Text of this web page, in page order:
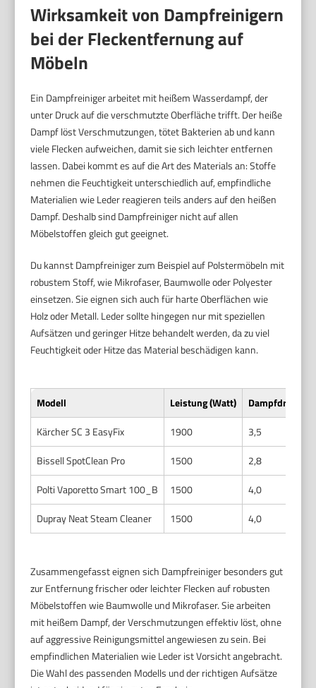
Wirksamkeit von Dampfreinigern
bei der Fleckentfernung auf
Möbeln
Ein Dampfreiniger arbeitet mit heißem Wasserdampf, der
unter Druck auf die verschmutzte Oberfläche trifft. Der heiße
Dampf löst Verschmutzungen, tötet Bakterien ab und kann
viele Flecken aufweichen, damit sie sich leichter entfernen
lassen. Dabei kommt es auf die Art des Materials an: Stoffe
nehmen die Feuchtigkeit unterschiedlich auf, empfindliche
Materialien wie Leder reagieren teils anders auf den heißen
Dampf. Deshalb sind Dampfreiniger nicht auf allen
Möbelstoffen gleich gut geeignet.
Du kannst Dampfreiniger zum Beispiel auf Polstermöbeln mit
robustem Stoff, wie Mikrofaser, Baumwolle oder Polyester
einsetzen. Sie eignen sich auch für harte Oberflächen wie
Holz oder Metall. Leder sollte hingegen nur mit speziellen
Aufsätzen und geringer Hitze behandelt werden, da zu viel
Feuchtigkeit oder Hitze das Material beschädigen kann.
Modell Leistung (Watt)
Dampfdruck
Kärcher SC 3 EasyFix
1900
3,5
Bissell SpotClean Pro
1500
2,8
Polti Vaporetto Smart 100_B
1500
4,0
Dupray Neat Steam Cleaner
1500 4,0
Zusammengefasst eignen sich Dampfreiniger besonders gut
zur Entfernung frischer oder leichter Flecken auf robusten
Möbelstoffen wie Baumwolle und Mikrofaser. Sie arbeiten
mit heißem Dampf, der Verschmutzungen effektiv löst, ohne
auf aggressive Reinigungsmittel angewiesen zu sein. Bei
empfindlichen Materialien wie Leder ist Vorsicht angebracht.
Die Wahl des passenden Modells und der richtigen Aufsätze